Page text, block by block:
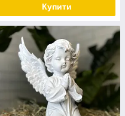
Купити